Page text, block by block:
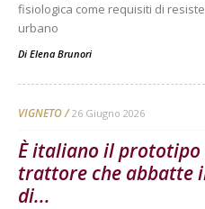
fisiologica come requisiti di
urbano
Di Elena Brunori
VIGNETO 26 Giugno 2026
È italiano il prototipo
trattore che abbatte
di...